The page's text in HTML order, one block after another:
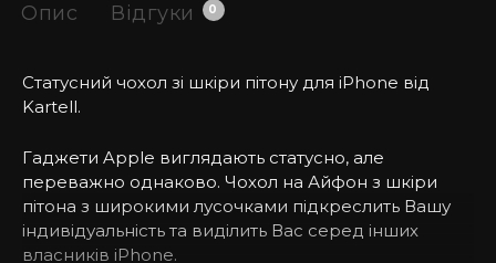
Опис Відгуки 0
Статусний чохол зі шкіри пітону для iPhone від
Kartell.
Гаджети Apple виглядають статусно, але
переважно однаково. Чохол на Айфон з шкіри
пітона з широкими лусочками підкреслить Вашу
індивідуальність та виділить Вас серед інших
власників iPhone.